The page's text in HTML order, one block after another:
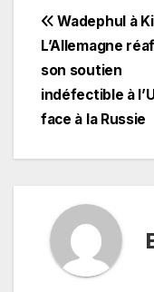
de
l’article
Wadephul à
L’Allemagne
son soutien
indéfectible à
face à la Russie